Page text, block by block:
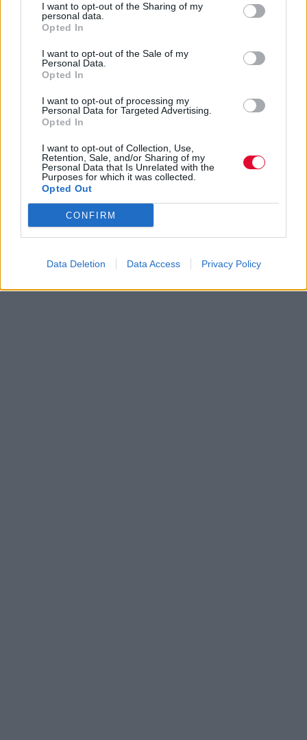
I want to opt-out of the Sharing of my
personal data.
Opted In
I want to opt-out of the Sale of my
Personal Data.
Opted In
I want to opt-out of processing my
Personal Data for Targeted Advertising.
Opted In
I want to opt-out of Collection, Use,
Retention, Sale, and/or Sharing of my
Personal Data that Is Unrelated with the
Purposes for which it was collected.
Opted Out
CONFIRM
Data Deletion Data Access Privacy Policy